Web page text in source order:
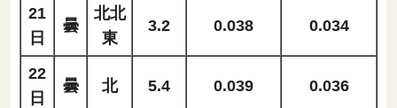
21
日
曇
北北
東
3.2 0.038 0.034
22
日
曇 北 5.4 0.039 0.036